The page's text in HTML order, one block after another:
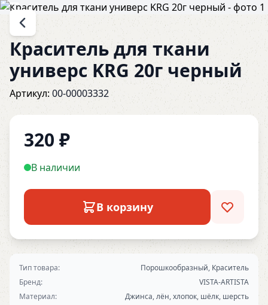
Краситель для ткани
универс KRG 20г черный
Артикул: 00-00003332
320 ₽
В наличии
В корзину
Тип товара:
Порошкообразный, Краситель
Бренд:
VISTA-ARTISTA
Материал:
Джинса, лён, хлопок, шёлк, шерсть